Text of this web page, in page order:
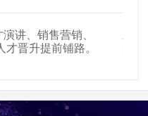
讲、销售营销、
晋升提前铺路。
遍布